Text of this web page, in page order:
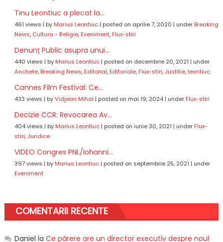
Tinu Leontiuc a plecat la...
461 views | by Marius Leontiuc| posted on aprilie 7, 2020 | under Breaking
News, Cultura - Religie, Eveniment, Flux-stiri
Denunț Public asupra unui...
440 views | by Marius Leontiuc| posted on decembrie 20, 2021 | under
Anchete, Breaking News, Editorial, Editoriale, Flux-stiri,Justitie, leontiuc
Cannes Film Festival: Ce...
433 views | byVidjean Mihai | posted on mai 19, 2024| under Flux-stiri
Decizie CCR: Revocarea Av...
404 views | by Marius Leontiuc| posted on iunie 30, 2021 | under Flux-
stiri,Juridice
VIDEO Congres PNL/Iohanni...
397 views | by Marius Leontiuc| posted on septembrie 25, 2021 | under
Eveniment
COMENTARII RECENTE
Daniel la Ce părere are un director executiv despre noul